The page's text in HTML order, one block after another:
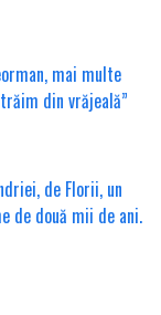
mai multe
din vrăjeală”
de Florii, un
de două mii de ani.